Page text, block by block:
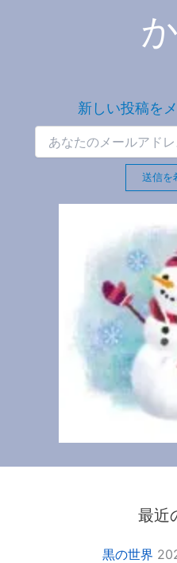
新しい投稿を
送信を
最近
黒の世界